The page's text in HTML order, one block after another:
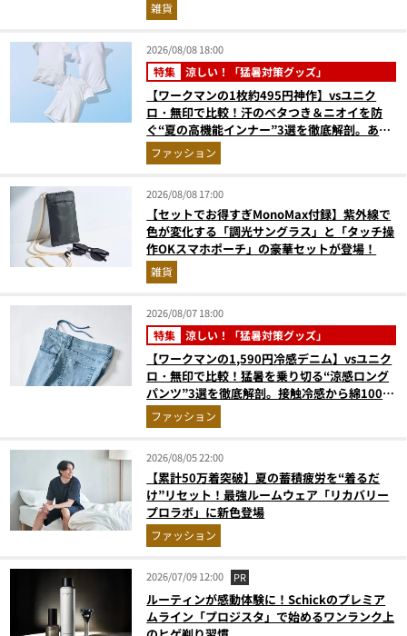
雑貨
2026/08/08 18:00
特集 涼しい！「猛暑対策グッズ」
【ワークマンの1枚約495円神作】vsユニク
ロ・無印で比較！汗のベタつき＆ニオイを防
ぐ“夏の高機能インナー”3選を徹底解剖。あな
たに最適な1着は？
ファッション
2026/08/08 17:00
【セットでお得すぎMonoMax付録】紫外線で
色が変化する「調光サングラス」と「タッチ操
作OKスマホポーチ」の豪華セットが登場！
雑貨
2026/08/07 18:00
特集 涼しい！「猛暑対策グッズ」
【ワークマンの1,590円冷感デニム】vsユニク
ロ・無印で比較！猛暑を乗り切る“涼感ロング
パンツ”3選を徹底解剖。接触冷感から綿100%
まで決定版
ファッション
2026/08/05 22:00
【累計50万着突破】夏の蓄積疲労を“着るだ
け”リセット！最強ルームウェア「リカバリー
プロラボ」に新色登場
ファッション
2026/07/09 12:00 PR
ルーティンが感動体験に！Schickのプレミア
ムライン「プロジスタ」で始めるワンランク上